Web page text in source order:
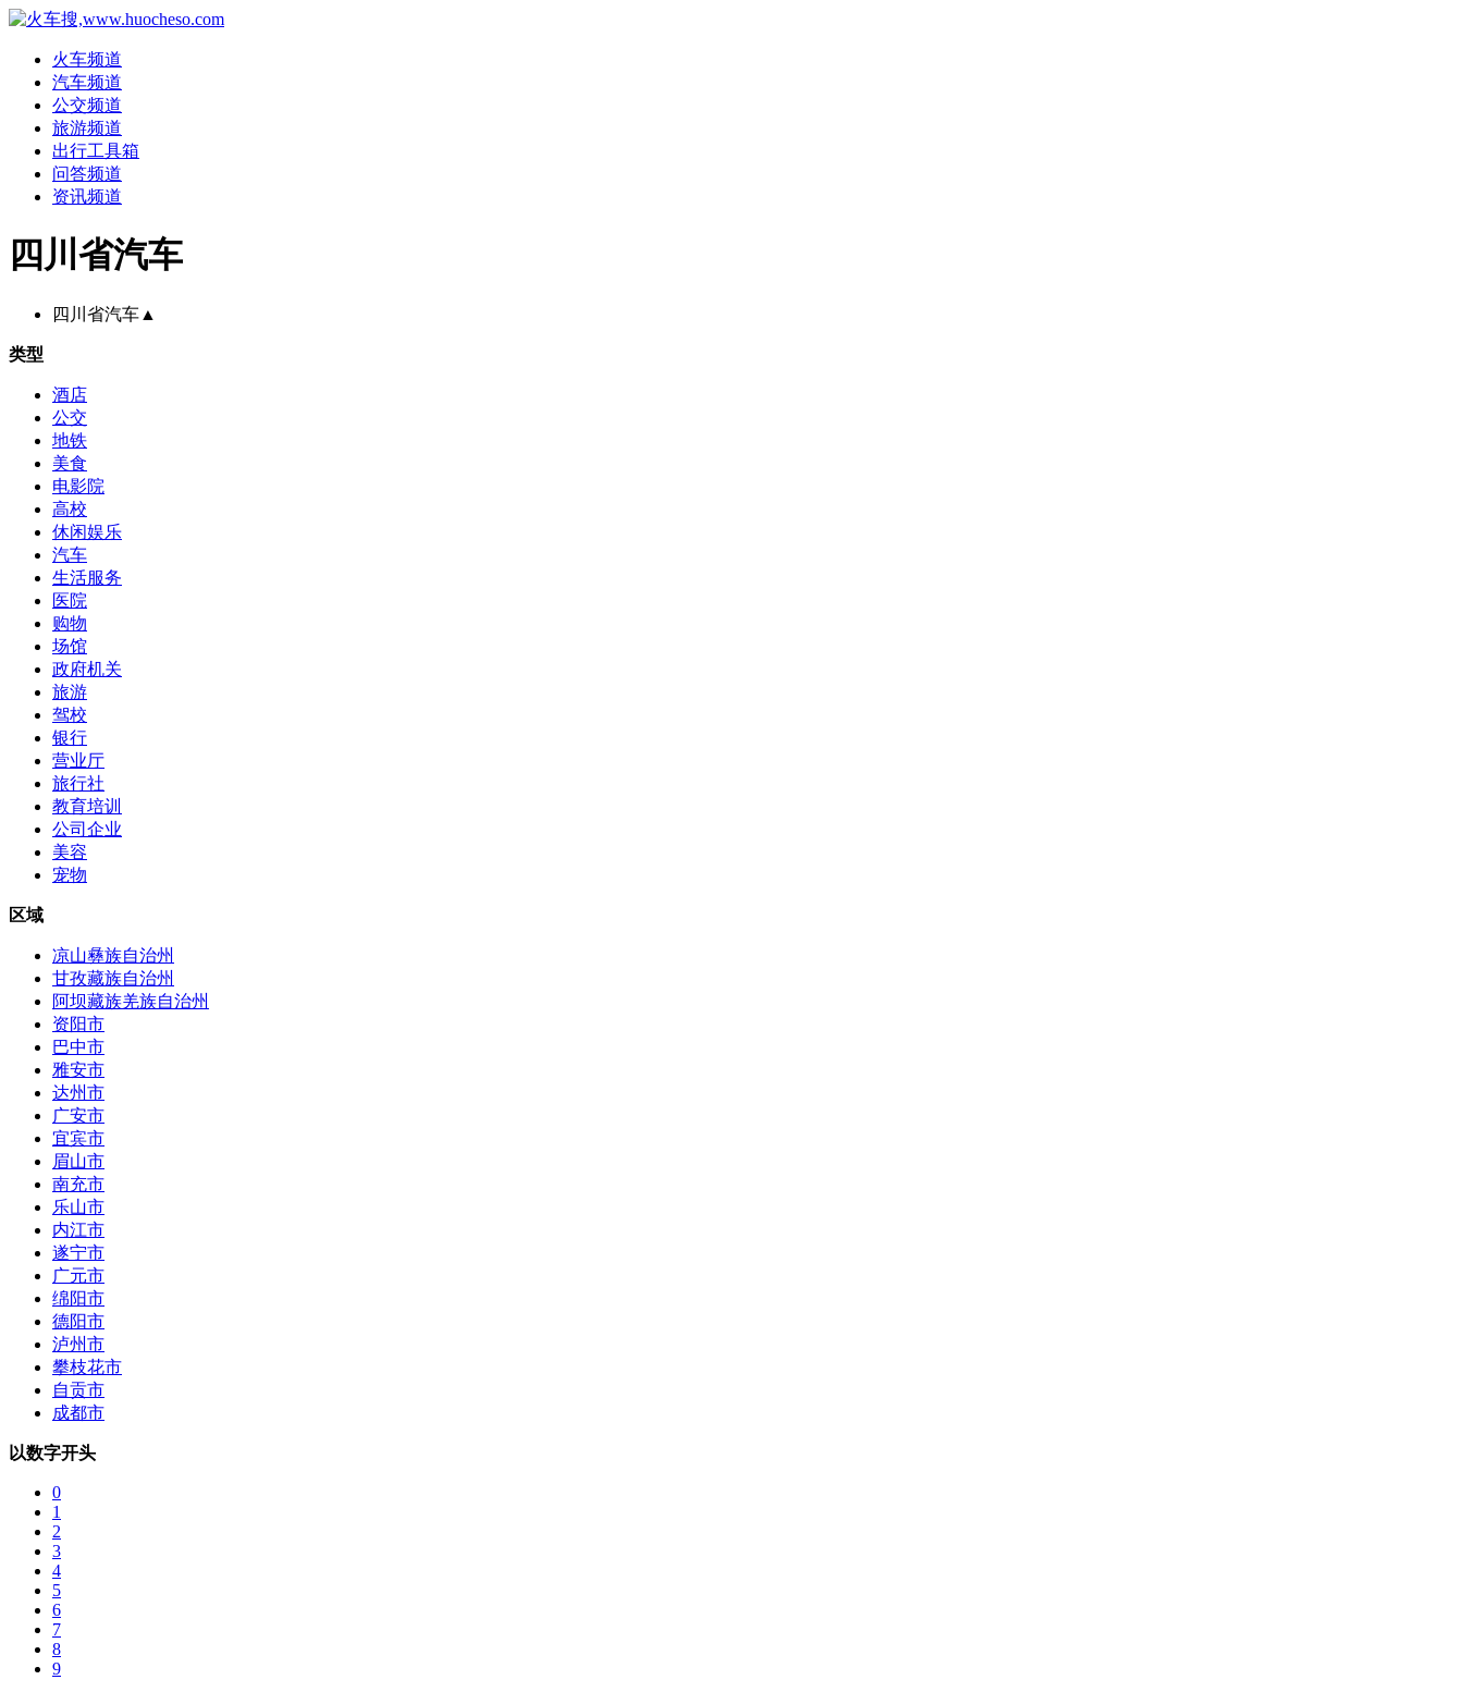
火车频道
汽车频道
公交频道
旅游频道
出行工具箱
问答频道
资讯频道
四川省汽车
四川省汽车 ▲
类型
酒店
公交
地铁
美食
电影院
高校
休闲娱乐
汽车
生活服务
医院
购物
场馆
政府机关
旅游
驾校
银行
营业厅
旅行社
教育培训
公司企业
美容
宠物
区域
凉山彝族自治州
甘孜藏族自治州
阿坝藏族羌族自治州
资阳市
巴中市
雅安市
达州市
广安市
宜宾市
眉山市
南充市
乐山市
内江市
遂宁市
广元市
绵阳市
德阳市
泸州市
攀枝花市
自贡市
成都市
以数字开头
0
1
2
3
4
5
6
7
8
9